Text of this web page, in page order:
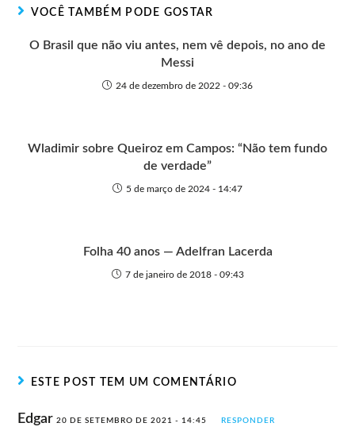
e
k
p
e
VOCÊ TAMBÉM PODE GOSTAR
O Brasil que não viu antes, nem vê depois, no ano de
Messi
24 de dezembro de 2022 - 09:36
Wladimir sobre Queiroz em Campos: “Não tem fundo
de verdade”
5 de março de 2024 - 14:47
Folha 40 anos — Adelfran Lacerda
7 de janeiro de 2018 - 09:43
ESTE POST TEM UM COMENTÁRIO
Edgar20 DE SETEMBRO DE 2021 - 14:45 RESPONDER